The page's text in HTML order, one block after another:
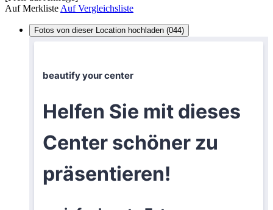
Auf Merkliste Auf Vergleichsliste
Fotos von dieser Location hochladen (044)